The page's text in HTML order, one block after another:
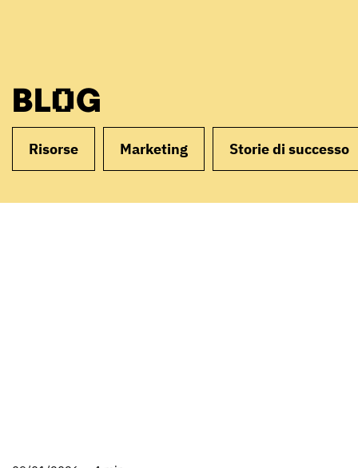
BLOG
Risorse Marketing Storie di successo